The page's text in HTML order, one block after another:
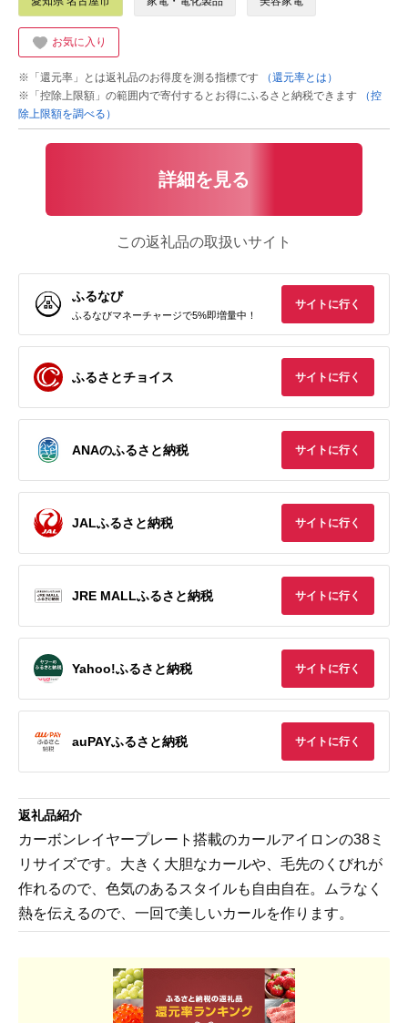
お気に入り
※「還元率」とは返礼品のお得度を測る指標です
（還元率とは）
※「控除上限額」の範囲内で寄付するとお得にふるさと納税できます
（控
除上限額を調べる）
詳細を見る
この返礼品の取扱いサイト
ふるなび
ふるなびマネーチャージで5%即増量中！
サイトに行く
ふるさとチョイス サイトに行く
ANAのふるさと納税 サイトに行く
JALふるさと納税 サイトに行く
JRE MALLふるさと納税 サイトに行く
Yahoo!ふるさと納税 サイトに行く
auPAYふるさと納税 サイトに行く
返礼品紹介
カーボンレイヤープレート搭載のカールアイロンの38ミ
リサイズです。大きく大胆なカールや、毛先のくびれが
作れるので、色気のあるスタイルも自由自在。ムラなく
熱を伝えるので、一回で美しいカールを作ります。